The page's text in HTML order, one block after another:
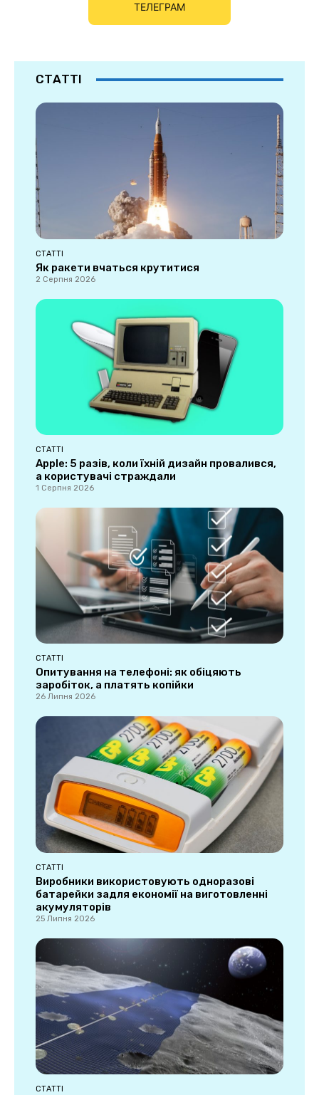
ТЕЛЕГРАМ
СТАТТІ
СТАТТІ
Як ракети вчаться крутитися
2 Серпня 2026
СТАТТІ
Apple: 5 разів, коли їхній дизайн провалився,
а користувачі страждали
1 Серпня 2026
СТАТТІ
Опитування на телефоні: як обіцяють
заробіток, а платять копійки
26 Липня 2026
СТАТТІ
Виробники використовують одноразові
батарейки задля економії на виготовленні
акумуляторів
25 Липня 2026
СТАТТІ